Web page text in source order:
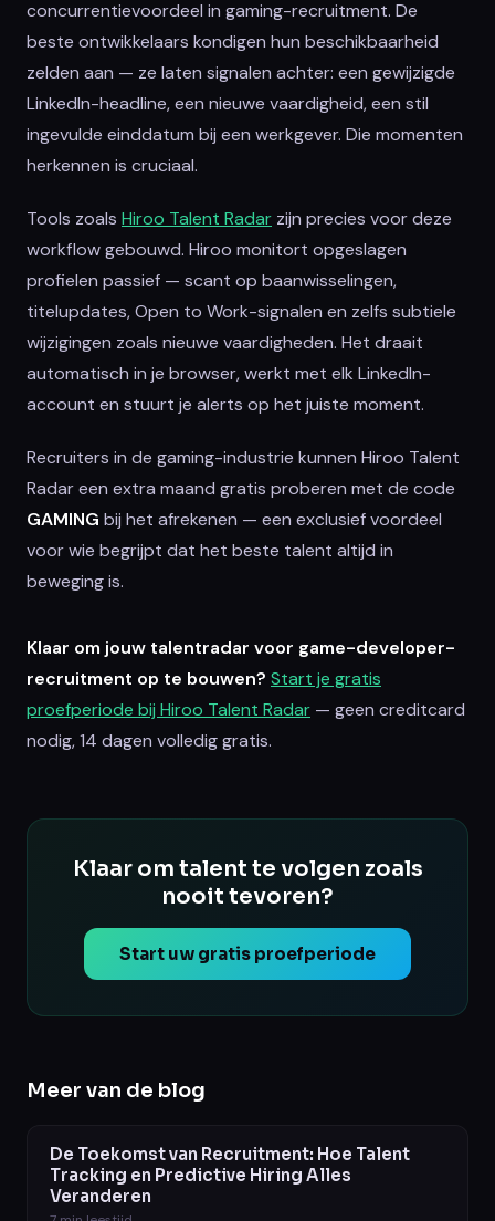
concurrentievoordeel in gaming-recruitment. De
beste ontwikkelaars kondigen hun beschikbaarheid
zelden aan — ze laten signalen achter: een gewijzigde
LinkedIn-headline, een nieuwe vaardigheid, een stil
ingevulde einddatum bij een werkgever. Die momenten
herkennen is cruciaal.
Tools zoals Hiroo Talent Radar zijn precies voor deze
workflow gebouwd. Hiroo monitort opgeslagen
profielen passief — scant op baanwisselingen,
titelupdates, Open to Work-signalen en zelfs subtiele
wijzigingen zoals nieuwe vaardigheden. Het draait
automatisch in je browser, werkt met elk LinkedIn-
account en stuurt je alerts op het juiste moment.
Recruiters in de gaming-industrie kunnen Hiroo Talent
Radar een extra maand gratis proberen met de code
GAMING bij het afrekenen — een exclusief voordeel
voor wie begrijpt dat het beste talent altijd in
beweging is.
Klaar om jouw talentradar voor game-developer-
recruitment op te bouwen? Start je gratis
proefperiode bij Hiroo Talent Radar — geen creditcard
nodig, 14 dagen volledig gratis.
Klaar om talent te volgen zoals
nooit tevoren?
Start uw gratis proefperiode
Meer van de blog
De Toekomst van Recruitment: Hoe Talent
Tracking en Predictive Hiring Alles
Veranderen